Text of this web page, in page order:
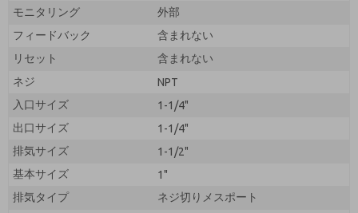
モニタリング
外部
フィードバック
含まれない
リセット
含まれない
ネジ
NPT
入口サイズ
1-1/4"
出口サイズ
1-1/4"
排気サイズ
1-1/2"
基本サイズ
1"
排気タイプ
ネジ切りメスポート